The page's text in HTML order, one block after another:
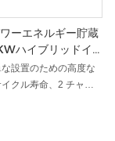
ーエネルギー貯蔵
ハイブリッドイ
ホームエネルギー
設置のための高度な
クル寿命、2 チャン